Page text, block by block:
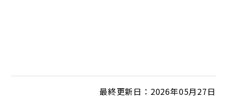
最終更新日：2026年05月27日